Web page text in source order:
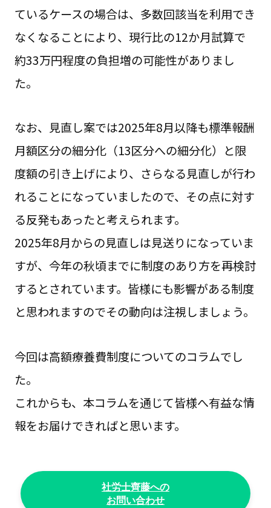
ているケースの場合は、多数回該当を利用でき
なくなることにより、現行比の12か月試算で
約33万円程度の負担増の可能性がありまし
た。
なお、見直し案では2025年8月以降も標準報酬
月額区分の細分化（13区分への細分化）と限
度額の引き上げにより、さらなる見直しが行わ
れることになっていましたので、その点に対す
る反発もあったと考えられます。
2025年8月からの見直しは見送りになっていま
すが、今年の秋頃までに制度のあり方を再検討
するとされています。皆様にも影響がある制度
と思われますのでその動向は注視しましょう。
今回は高額療養費制度についてのコラムでし
た。
これからも、本コラムを通じて皆様へ有益な情
報をお届けできればと思います。
社労士齊藤への
お問い合わせ